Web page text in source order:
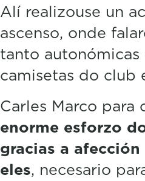
Alí realizouse un
ascenso, onde
tanto
camisetas do club
Carles Marco
enorme esforzo
gracias a afección
eles, necesario